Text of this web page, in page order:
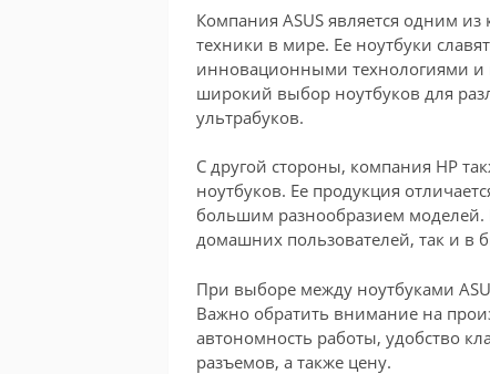
Компания ASUS является одним
техники в мире. Ее ноутбуки
инновационными технологиями и
широкий выбор ноутбуков для
ультрабуков.
С другой стороны, компания HP
ноутбуков. Ее продукция
большим разнообразием моделей.
домашних пользователей, так и в
При выборе между ноутбуками
Важно обратить внимание на
автономность работы, удобство
разъемов, а также цену.